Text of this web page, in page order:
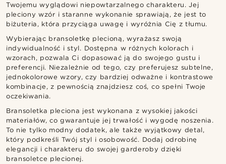
Twojemu wyglądowi niepowtarzalnego charakteru. Jej
pleciony wzór i staranne wykonanie sprawiają, że jest to
biżuteria, która przyciąga uwagę i wyróżnia Cię z tłumu.
Wybierając bransoletkę plecioną, wyrażasz swoją
indywidualność i styl. Dostępna w różnych kolorach i
wzorach, pozwala Ci dopasować ją do swojego gustu i
preferencji. Niezależnie od tego, czy preferujesz subtelne,
jednokolorowe wzory, czy bardziej odważne i kontrastowe
kombinacje, z pewnością znajdziesz coś, co spełni Twoje
oczekiwania.
Bransoletka pleciona jest wykonana z wysokiej jakości
materiałów, co gwarantuje jej trwałość i wygodę noszenia.
To nie tylko modny dodatek, ale także wyjątkowy detal,
który podkreśli Twój styl i osobowość. Dodaj odrobinę
elegancji i charakteru do swojej garderoby dzięki
bransoletce plecionej.